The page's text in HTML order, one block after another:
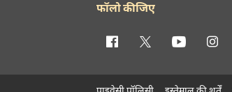
फॉलो कीजिए